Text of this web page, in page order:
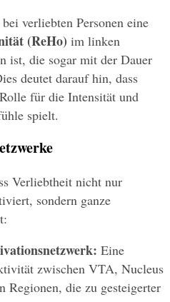
verliebten Personen eine
(ReHo) im linken
ist, die sogar mit der Dauer
deutet darauf hin, dass
für die Intensität und
spielt.
Verliebtheit nicht nur
Eine
zwischen VTA, Nucleus
Regionen, die zu gesteigerter